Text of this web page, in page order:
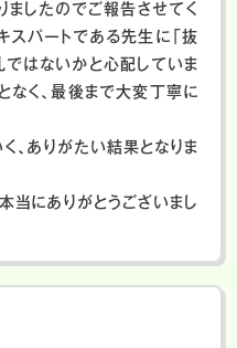
したのでご報告させてく
スパートである先生に「抜
はないかと心配していま
なく、最後まで大変丁寧に
、ありがたい結果となりま
当にありがとうございまし